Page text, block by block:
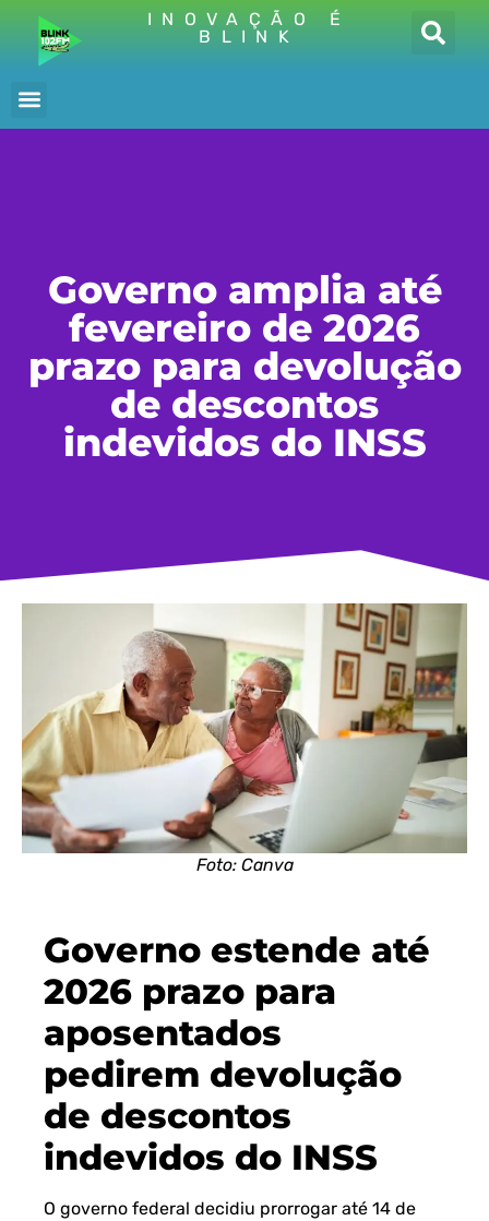
INOVAÇÃO É
BLINK
Governo amplia até
fevereiro de 2026
prazo para devolução
de descontos
indevidos do INSS
Foto: Canva
Governo estende até
2026 prazo para
aposentados
pedirem devolução
de descontos
indevidos do INSS
O governo federal decidiu prorrogar até 14 de